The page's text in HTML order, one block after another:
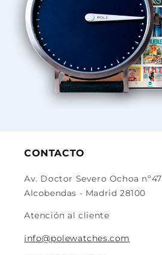
CONTACTO
Av. Doctor Severo Ochoa nº47
Alcobendas - Madrid 28100
Atención al cliente
info@polewatches.com